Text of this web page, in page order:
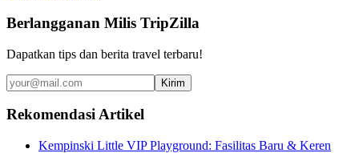
Berlangganan Milis TripZilla
Dapatkan tips dan berita travel terbaru!
Kirim
Rekomendasi Artikel
Kempinski Little VIP Playground: Fasilitas Baru & Keren